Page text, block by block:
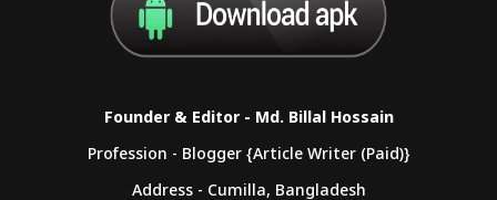
Founder & Editor - Md. Billal Hossain
Profession - Blogger {Article Writer (Paid)}
Address - Cumilla, Bangladesh